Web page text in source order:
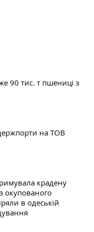
90 тис. т пшениці з
на ТОВ
крадену
окупованого
в одеській